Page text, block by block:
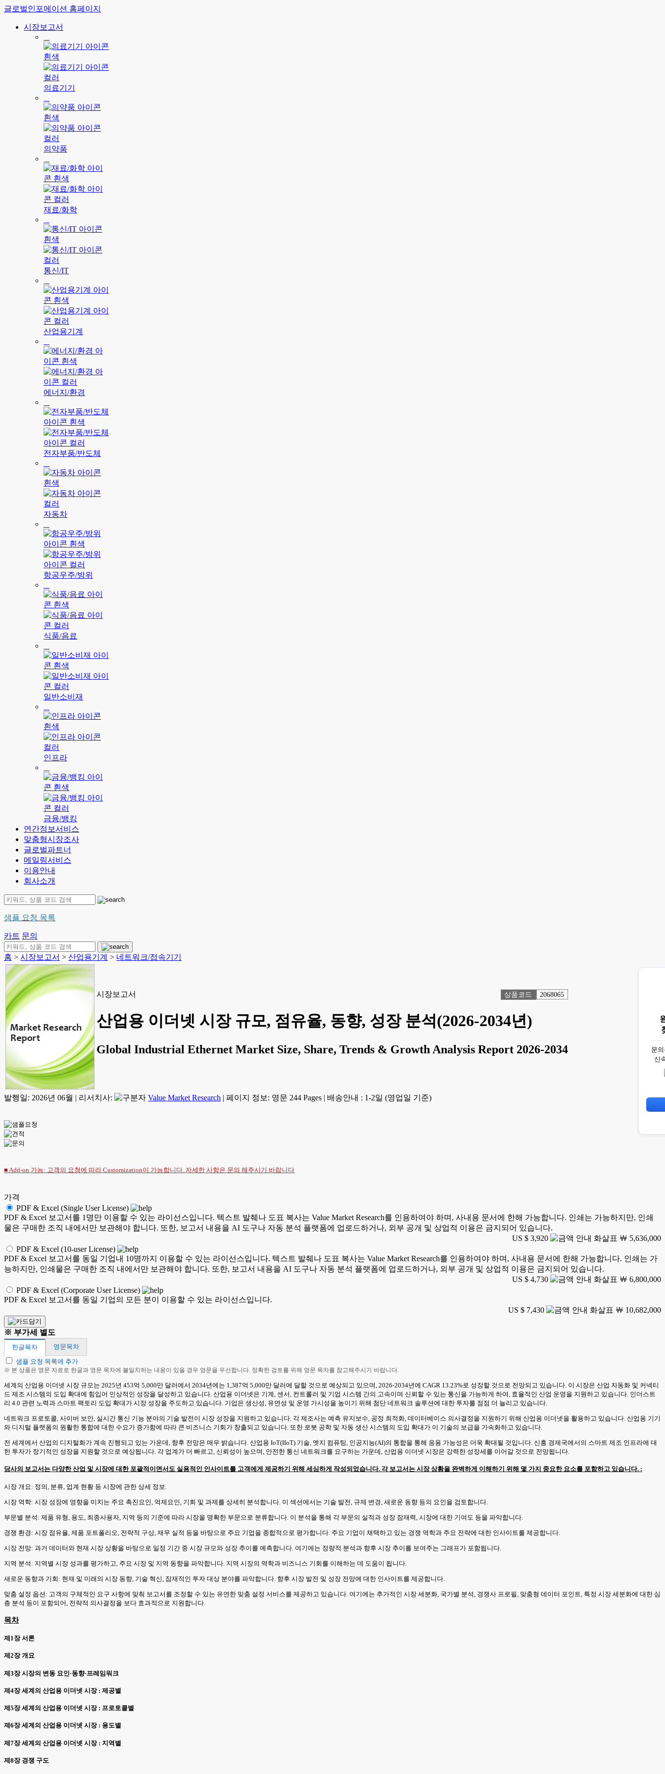
글로벌인포메이션 홈페이지
시장보고서
의료기기
의약품
재료/화학
통신/IT
산업용기계
에너지/환경
전자부품/반도체
자동차
항공우주/방위
식품/음료
일반소비재
인프라
금융/뱅킹
연간정보서비스
맞춤형시장조사
글로벌파트너
메일링서비스
이용안내
회사소개
샘플 요청 목록
카트 문의
홈 > 시장보고서 > 산업용기계 > 네트워크/접속기기
시장보고서 상품코드 2068065
산업용 이더넷 시장 규모, 점유율, 동향, 성장 분석(2026-2034년)
Global Industrial Ethernet Market Size, Share, Trends & Growth Analysis Report 2026-2034
발행일: 2026년 06월 | 리서치사: Value Market Research | 페이지 정보: 영문 244 Pages | 배송안내 : 1-2일 (영업일 기준)
■ Add-on 가능: 고객의 요청에 따라 Customization이 가능합니다. 자세한 사항은 문의 해주시기 바랍니다
가격
PDF & Excel (Single User License)
PDF & Excel 보고서를 1명만 이용할 수 있는 라이선스입니다. 텍스트 발췌나 도표 복사는 Value Market Research를 인용하여야 하며, 사내용 문서에 한해 가능합니다. 인쇄는 가능하지만, 인쇄
물은 구매한 조직 내에서만 보관해야 합니다. 또한, 보고서 내용을 AI 도구나 자동 분석 플랫폼에 업로드하거나, 외부 공개 및 상업적 이용은 금지되어 있습니다.
US $ 3,920
￦ 5,636,000
PDF & Excel (10-user License)
PDF & Excel 보고서를 동일 기업내 10명까지 이용할 수 있는 라이선스입니다. 텍스트 발췌나 도표 복사는 Value Market Research를 인용하여야 하며, 사내용 문서에 한해 가능합니다. 인쇄는 가
능하지만, 인쇄물은 구매한 조직 내에서만 보관해야 합니다. 또한, 보고서 내용을 AI 도구나 자동 분석 플랫폼에 업로드하거나, 외부 공개 및 상업적 이용은 금지되어 있습니다.
US $ 4,730
￦ 6,800,000
PDF & Excel (Corporate User License)
PDF & Excel 보고서를 동일 기업의 모든 분이 이용할 수 있는 라이선스입니다.
US $ 7,430
￦ 10,682,000
※ 부가세 별도
한글목차
영문목차
샘플 요청 목록에 추가
※ 본 상품은 영문 자료로 한글과 영문 목차에 불일치하는 내용이 있을 경우 영문을 우선합니다. 정확한 검토를 위해 영문 목차를 참고해주시기 바랍니다.
세계의 산업용 이더넷 시장 규모는 2025년 453억 5,000만 달러에서 2034년에는 1,387억 5,000만 달러에 달할 것으로 예상되고 있으며, 2026-2034년에 CAGR 13.23%로 성장할 것으로 전망되고 있습니다. 이 시장은 산업 자동화 및 커넥티
드 제조 시스템의 도입 확대에 힘입어 인상적인 성장을 달성하고 있습니다. 산업용 이더넷은 기계, 센서, 컨트롤러 및 기업 시스템 간의 고속이며 신뢰할 수 있는 통신을 가능하게 하여, 효율적인 산업 운영을 지원하고 있습니다. 인더스트
리 4.0 관련 노력과 스마트 팩토리 도입 확대가 시장 성장을 주도하고 있습니다. 기업은 생산성, 유연성 및 운영 가시성을 높이기 위해 첨단 네트워크 솔루션에 대한 투자를 점점 더 늘리고 있습니다.
네트워크 프로토콜, 사이버 보안, 실시간 통신 기능 분야의 기술 발전이 시장 성장을 지원하고 있습니다. 각 제조사는 예측 유지보수, 공정 최적화, 데이터베이스 의사결정을 지원하기 위해 산업용 이더넷을 활용하고 있습니다. 산업용 기기
와 디지털 플랫폼의 원활한 통합에 대한 수요가 증가함에 따라 큰 비즈니스 기회가 창출되고 있습니다. 또한 로봇 공학 및 자동 생산 시스템의 도입 확대가 이 기술의 보급을 가속화하고 있습니다.
전 세계에서 산업의 디지털화가 계속 진행되고 있는 가운데, 향후 전망은 매우 밝습니다. 산업용 IoT(IIoT) 기술, 엣지 컴퓨팅, 인공지능(AI)의 통합을 통해 응용 가능성은 더욱 확대될 것입니다. 신흥 경제국에서의 스마트 제조 인프라에 대
한 투자가 장기적인 성장을 지원할 것으로 예상됩니다. 각 업계가 더 빠르고, 신뢰성이 높으며, 안전한 통신 네트워크를 요구하는 가운데, 산업용 이더넷 시장은 강력한 성장세를 이어갈 것으로 전망됩니다.
당사의 보고서는 다양한 산업 및 시장에 대한 포괄적이면서도 실용적인 인사이트를 고객에게 제공하기 위해 세심하게 작성되었습니다. 각 보고서는 시장 상황을 완벽하게 이해하기 위해 몇 가지 중요한 요소를 포함하고 있습니다. :
시장 개요: 정의, 분류, 업계 현황 등 시장에 관한 상세 정보.
시장 역학: 시장 성장에 영향을 미치는 주요 촉진요인, 억제요인, 기회 및 과제를 상세히 분석합니다. 이 섹션에서는 기술 발전, 규제 변경, 새로운 동향 등의 요인을 검토합니다.
부문별 분석: 제품 유형, 용도, 최종사용자, 지역 등의 기준에 따라 시장을 명확한 부문으로 분류합니다. 이 분석을 통해 각 부문의 실적과 성장 잠재력, 시장에 대한 기여도 등을 파악합니다.
경쟁 환경: 시장 점유율, 제품 포트폴리오, 전략적 구상, 재무 실적 등을 바탕으로 주요 기업을 종합적으로 평가합니다. 주요 기업이 채택하고 있는 경쟁 역학과 주요 전략에 대한 인사이트를 제공합니다.
시장 전망: 과거 데이터와 현재 시장 상황을 바탕으로 일정 기간 중 시장 규모와 성장 추이를 예측합니다. 여기에는 정량적 분석과 향후 시장 추이를 보여주는 그래프가 포함됩니다.
지역 분석: 지역별 시장 성과를 평가하고, 주요 시장 및 지역 동향을 파악합니다. 지역 시장의 역학과 비즈니스 기회를 이해하는 데 도움이 됩니다.
새로운 동향과 기회: 현재 및 미래의 시장 동향, 기술 혁신, 잠재적인 투자 대상 분야를 파악합니다. 향후 시장 발전 및 성장 전망에 대한 인사이트를 제공합니다.
맞춤 설정 옵션: 고객의 구체적인 요구 사항에 맞춰 보고서를 조정할 수 있는 유연한 맞춤 설정 서비스를 제공하고 있습니다. 여기에는 추가적인 시장 세분화, 국가별 분석, 경쟁사 프로필, 맞춤형 데이터 포인트, 특정 시장 세분화에 대한 심
층 분석 등이 포함되어, 전략적 의사결정을 보다 효과적으로 지원합니다.
목차
제1장 서론
제2장 개요
제3장 시장의 변동 요인·동향·프레임워크
제4장 세계의 산업용 이더넷 시장 : 제공별
제5장 세계의 산업용 이더넷 시장 : 프로토콜별
제6장 세계의 산업용 이더넷 시장 : 용도별
제7장 세계의 산업용 이더넷 시장 : 지역별
제8장 경쟁 구도
문
신